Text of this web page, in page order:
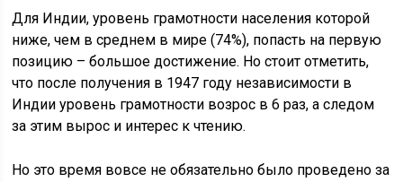
Для Индии, уровень грамотности населения которой
ниже, чем в среднем в мире (74%), попасть на первую
позицию – большое достижение. Но стоит отметить,
что после получения в 1947 году независимости в
Индии уровень грамотности возрос в 6 раз, а следом
за этим вырос и интерес к чтению.
Но это время вовсе не обязательно было проведено за